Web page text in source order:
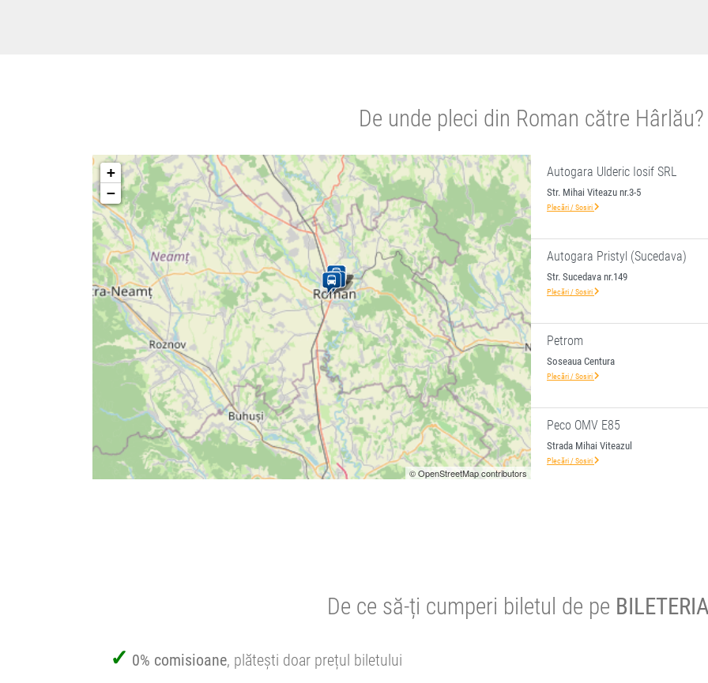
De unde pleci din Roman către Hârlău?
+
−
© OpenStreetMap contributors
Autogara Ulderic Iosif SRL
Str. Mihai Viteazu nr.3-5
Plecări / Sosiri
Autogara Pristyl (Sucedava)
Str. Sucedava nr.149
Plecări / Sosiri
Petrom
Soseaua Centura
Plecări / Sosiri
Peco OMV E85
Strada Mihai Viteazul
Plecări / Sosiri
De ce să-ți cumperi biletul de pe
0% comisioane, plătești doar prețul biletului